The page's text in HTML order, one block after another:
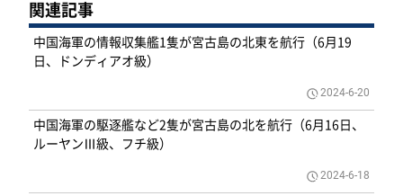
関連記事
中国海軍の情報収集艦1隻が宮古島の北東を航行（6月19
日、ドンディアオ級）
2024-6-20
中国海軍の駆逐艦など2隻が宮古島の北を航行（6月16日、
ルーヤンⅢ級、フチ級）
2024-6-18